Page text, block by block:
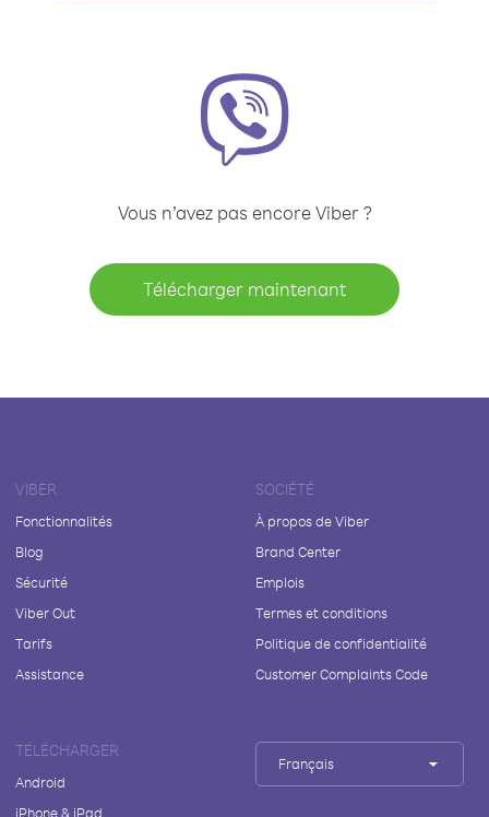
Vous n’avez pas encore Viber ?
Télécharger maintenant
VIBER
Fonctionnalités
Blog
Sécurité
Viber Out
Tarifs
Assistance
SOCIÉTÉ
À propos de Viber
Brand Center
Emplois
Termes et conditions
Politique de confidentialité
Customer Complaints Code
TÉLÉCHARGER
Android
iPhone & iPad
Français